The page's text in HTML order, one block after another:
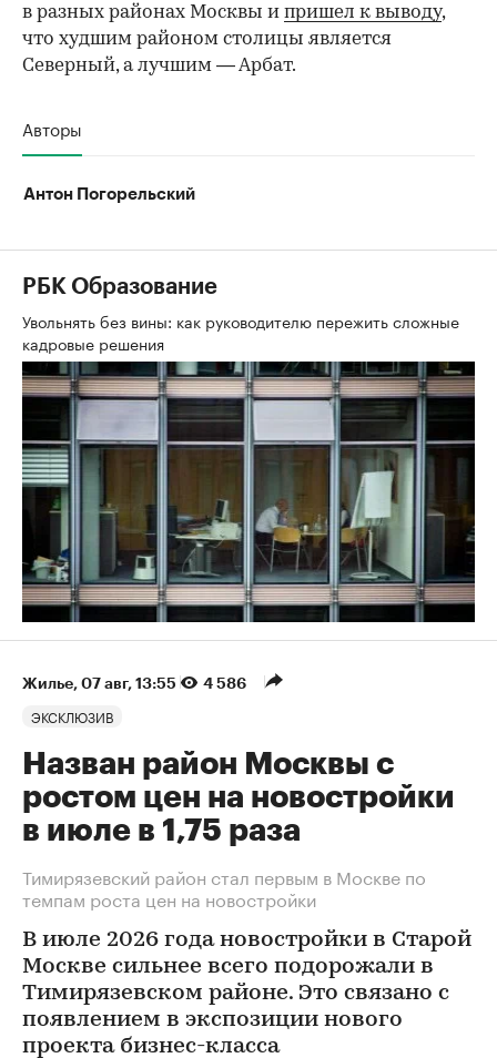
в разных районах Москвы и пришел к выводу,
что худшим районом столицы является
Северный, а лучшим — Арбат.
Авторы
Антон Погорельский
РБК Образование
Увольнять без вины: как руководителю пережить сложные
кадровые решения
Жилье 07 авг, 13:55 4 586
ЭКСКЛЮЗИВ
Назван район Москвы с
ростом цен на новостройки
в июле в 1,75 раза
Тимирязевский район стал первым в Москве по
темпам роста цен на новостройки
В июле 2026 года новостройки в Старой
Москве сильнее всего подорожали в
Тимирязевском районе. Это связано с
появлением в экспозиции нового
проекта бизнес-класса